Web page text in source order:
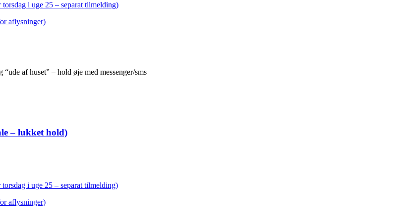
i uge 25 – separat tilmelding)
aflysninger)
af huset” – hold øje med messenger/sms
– lukket hold)
i uge 25 – separat tilmelding)
aflysninger)